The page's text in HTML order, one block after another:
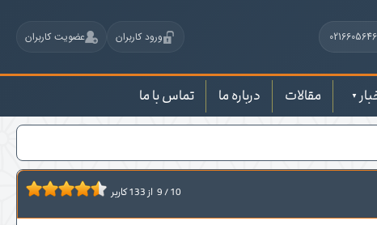
ورود کاربران عضویت کاربران
مقالات درباره ما تماس با ما
9/10 از 133کاربر